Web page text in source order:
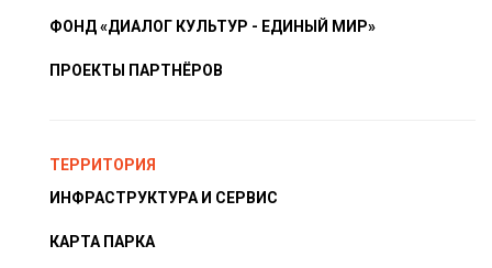
ФОНД «ДИАЛОГ КУЛЬТУР - ЕДИНЫЙ МИР»
ПРОЕКТЫ ПАРТНЁРОВ
ТЕРРИТОРИЯ
ИНФРАСТРУКТУРА И СЕРВИС
КАРТА ПАРКА